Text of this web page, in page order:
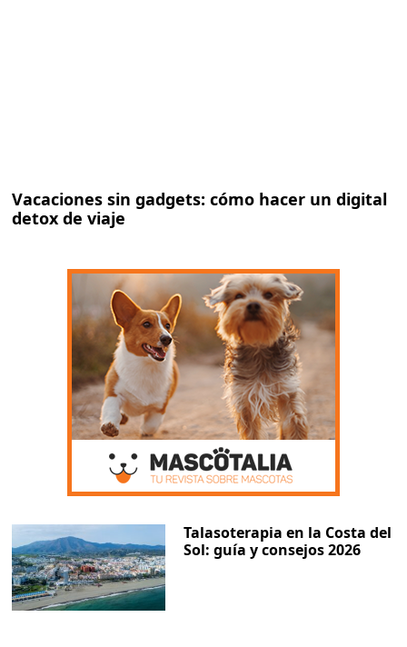
Vacaciones sin gadgets: cómo hacer un digital
detox de viaje
Talasoterapia en la Costa del
Sol: guía y consejos 2026